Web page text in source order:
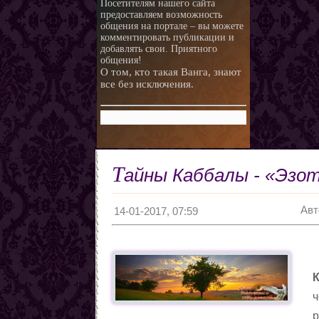
любви.
Любовная ворожба народов
мира
Магия и красота
Приворотные зелья
Как приготовить
Знаки кармы
Молитвы к ангелам дней
недели
Любовь и нумерология. Как
правильно выбрать
партнера
Как разоблачить мерзавца
по знаку Зодиака.
Романтические приметы
Виды Гадания и правила
Хиромантия
О действии приворота
Проведение ритуалов
Любовные привороты
Посетителям нашего сайта
предоставляем возможность
общения на портале – вы можете
комментировать публикации и
добавлять свои. Приятного
общения!
О том, кто такая Ванга, знают
все без исключения.
Тайны Каббалы -
14-01-2017, 07:59